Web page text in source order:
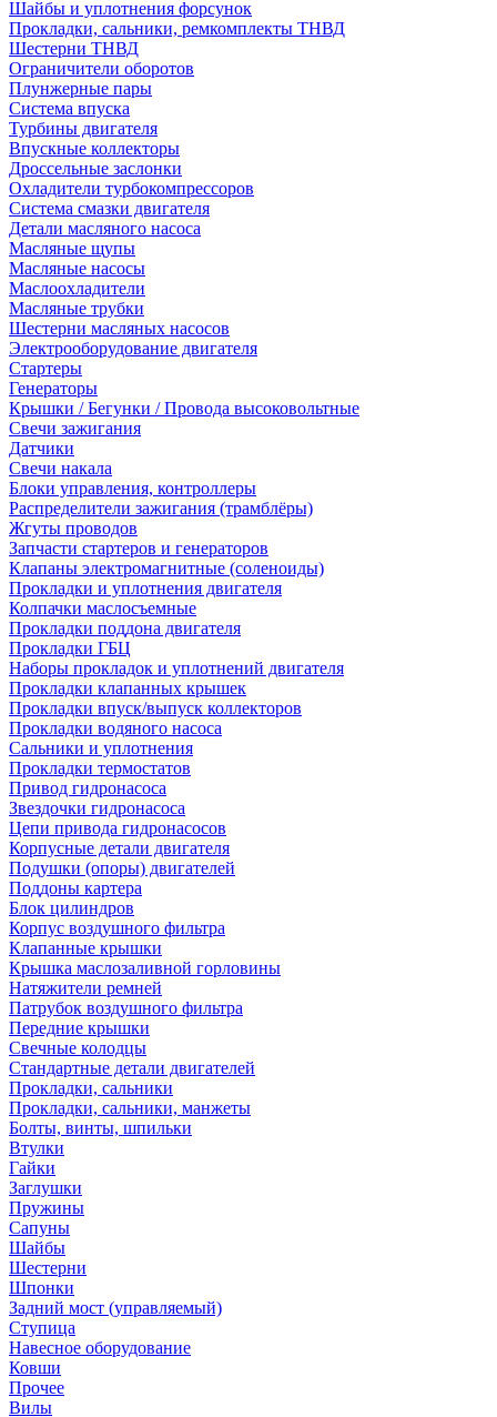
Шайбы и уплотнения форсунок
Прокладки, сальники, ремкомплекты ТНВД
Шестерни ТНВД
Ограничители оборотов
Плунжерные пары
Система впуска
Турбины двигателя
Впускные коллекторы
Дроссельные заслонки
Охладители турбокомпрессоров
Система смазки двигателя
Детали масляного насоса
Масляные щупы
Масляные насосы
Маслоохладители
Масляные трубки
Шестерни масляных насосов
Электрооборудование двигателя
Стартеры
Генераторы
Крышки / Бегунки / Провода высоковольтные
Свечи зажигания
Датчики
Свечи накала
Блоки управления, контроллеры
Распределители зажигания (трамблёры)
Жгуты проводов
Запчасти стартеров и генераторов
Клапаны электромагнитные (соленоиды)
Прокладки и уплотнения двигателя
Колпачки маслосъемные
Прокладки поддона двигателя
Прокладки ГБЦ
Наборы прокладок и уплотнений двигателя
Прокладки клапанных крышек
Прокладки впуск/выпуск коллекторов
Прокладки водяного насоса
Сальники и уплотнения
Прокладки термостатов
Привод гидронасоса
Звездочки гидронасоса
Цепи привода гидронасосов
Корпусные детали двигателя
Подушки (опоры) двигателей
Поддоны картера
Блок цилиндров
Корпус воздушного фильтра
Клапанные крышки
Крышка маслозаливной горловины
Натяжители ремней
Патрубок воздушного фильтра
Передние крышки
Свечные колодцы
Стандартные детали двигателей
Прокладки, сальники
Прокладки, сальники, манжеты
Болты, винты, шпильки
Втулки
Гайки
Заглушки
Пружины
Сапуны
Шайбы
Шестерни
Шпонки
Задний мост (управляемый)
Ступица
Навесное оборудование
Ковши
Прочее
Вилы